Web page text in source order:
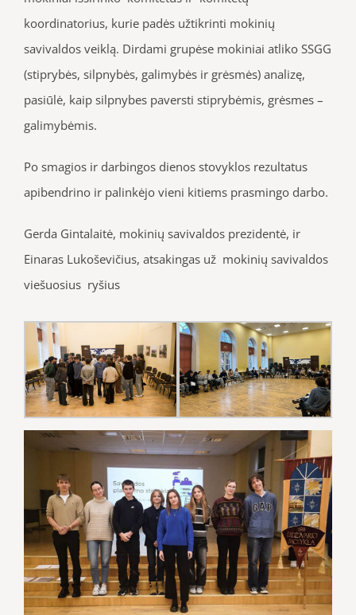
koordinatorius, kurie padės užtikrinti mokinių
savivaldos veiklą. Dirdami grupėse mokiniai atliko SSGG
(stiprybės, silpnybės, galimybės ir grėsmės) analizę,
pasiūlė, kaip silpnybes paversti stiprybėmis, grėsmes –
galimybėmis.
Po smagios ir darbingos dienos stovyklos rezultatus
apibendrino ir palinkėjo vieni kitiems prasmingo darbo.
Gerda Gintalaitė, mokinių savivaldos prezidentė, ir
Einaras Lukoševičius, atsakingas už mokinių savivaldos
viešuosius ryšius